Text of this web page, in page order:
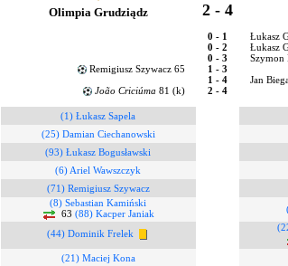
Olimpia Grudziądz 2 - 4
0 - 1
Łukasz
0 - 2
Łukasz
0 - 3
Szymon
Remigiusz Szywacz 65
1 - 3
1 - 4
Jan
João Criciúma 81 (k) 2 - 4
(1) Łukasz Sapela
(25) Damian Ciechanowski
(93) Łukasz Bogusławski
(6) Ariel Wawszczyk
(71) Remigiusz Szywacz
(8) Sebastian Kamiński
63 (88) Kacper Janiak
(44) Dominik Frelek
(21) Maciej Kona